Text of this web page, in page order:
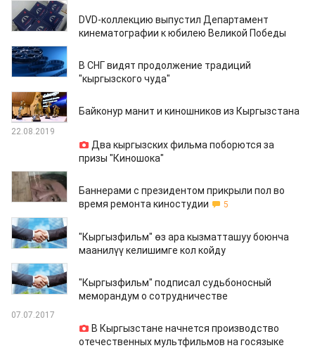
15.04.2020
DVD-коллекцию выпустил Департамент
кинематографии к юбилею Великой Победы
16.01.2020
В СНГ видят продолжение традиций
"кыргызского чуда"
04.09.2019
Байконур манит и киношников из Кыргызстана
22.08.2019
Два кыргызских фильма поборются за
призы "Киношока"
25.07.2019
Баннерами с президентом прикрыли пол во
время ремонта киностудии
5
02.07.2019
"Кыргызфильм" өз ара кызматташуу боюнча
маанилүү келишимге кол койду
02.07.2019
"Кыргызфильм" подписал судьбоносный
меморандум о сотрудничестве
07.07.2017
В Кыргызстане начнется производство
отечественных мультфильмов на госязыке